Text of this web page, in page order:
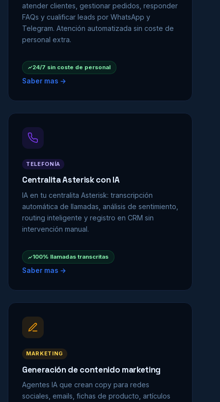
atender clientes, gestionar pedidos, responder
FAQs y cualificar leads por WhatsApp y
Telegram. Atención automatizada sin coste de
personal extra.
24/7 sin coste de personal
Saber mas →
TELEFONÍA
Centralita Asterisk con IA
IA en tu centralita Asterisk: transcripción
automática de llamadas, análisis de sentimiento,
routing inteligente y registro en CRM sin
intervención manual.
100% llamadas transcritas
Saber mas →
MARKETING
Generación de contenido marketing
Agentes IA que crean copy para redes
sociales, emails, fichas de producto, artículos